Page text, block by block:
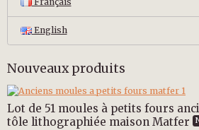
English
Nouveaux produits
Lot de 51 moules à petits fours
tôle lithographiée maison Matfer